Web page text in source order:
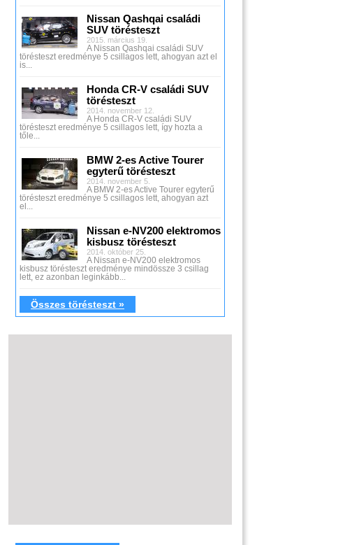
Nissan Qashqai családi
SUV törésteszt
2015. március 19.
A Nissan Qashqai családi SUV
törésteszt eredménye 5 csillagos lett, ahogyan azt el
is...
Honda CR-V családi SUV
törésteszt
2014. november 12.
A Honda CR-V családi SUV
törésteszt eredménye 5 csillagos lett, így hozta a
tőle...
BMW 2-es Active Tourer
egyterű törésteszt
2014. november 5.
A BMW 2-es Active Tourer egyterű
törésteszt eredménye 5 csillagos lett, ahogyan azt
el...
Nissan e-NV200 elektromos
kisbusz törésteszt
2014. október 25.
A Nissan e-NV200 elektromos
kisbusz törésteszt eredménye mindössze 3 csillag
lett, ez azonban leginkább...
Összes törésteszt »